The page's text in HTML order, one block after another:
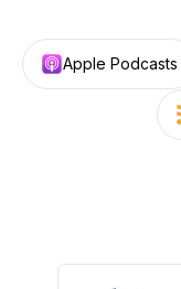
Apple Podcasts